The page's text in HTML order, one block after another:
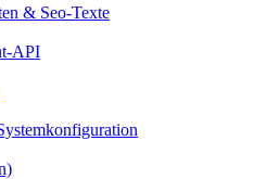
& Seo-Texte
API